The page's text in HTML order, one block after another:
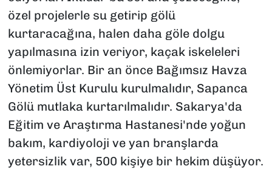
özel projelerle su getirip gölü
kurtaracağına, halen daha göle dolgu
yapılmasına izin veriyor, kaçak iskeleleri
önlemiyorlar. Bir an önce Bağımsız Havza
Yönetim Üst Kurulu kurulmalıdır, Sapanca
Gölü mutlaka kurtarılmalıdır. Sakarya'da
Eğitim ve Araştırma Hastanesi'nde yoğun
bakım, kardiyoloji ve yan branşlarda
yetersizlik var, 500 kişiye bir hekim düşüyor.